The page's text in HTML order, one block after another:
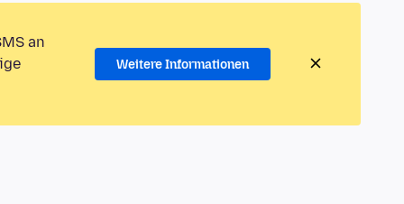
an
Weitere Informationen